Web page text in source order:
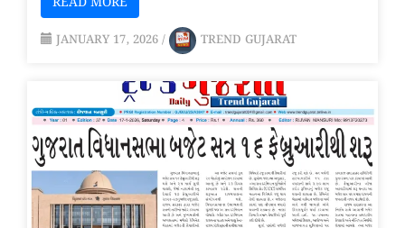
JANUARY 17, 2026 / TREND GUJARAT